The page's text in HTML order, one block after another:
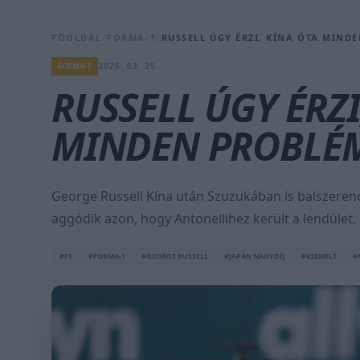
FŐOLDAL FORMA-1 RUSSELL ÚGY ÉRZI, KÍNA ÓTA
FORMA-1
RUSSELL ÚGY
MINDEN
George Russell Kína után Szuzukában is
aggódik azon, hogy Antonellihez került a lendület.
#F1 #FORMA-1 #GEORGE RUSSELL #JAPÁN NAGYDÍJ #KIEMELT